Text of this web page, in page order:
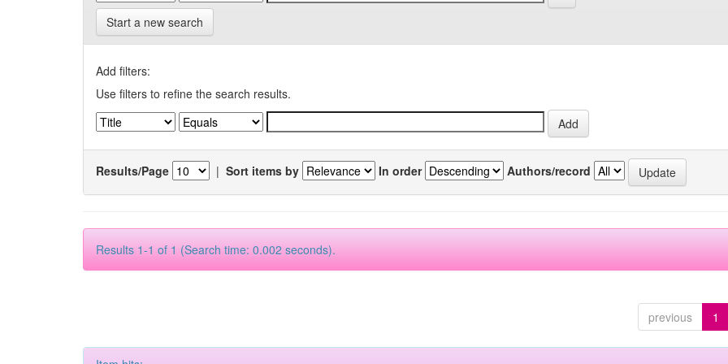
Start a new search
Add filters:
Use filters to refine the search results.
Results/Page | Sort items by In order Authors/record
Results 1-1 of 1 (Search time: 0.002 seconds).
previous 1